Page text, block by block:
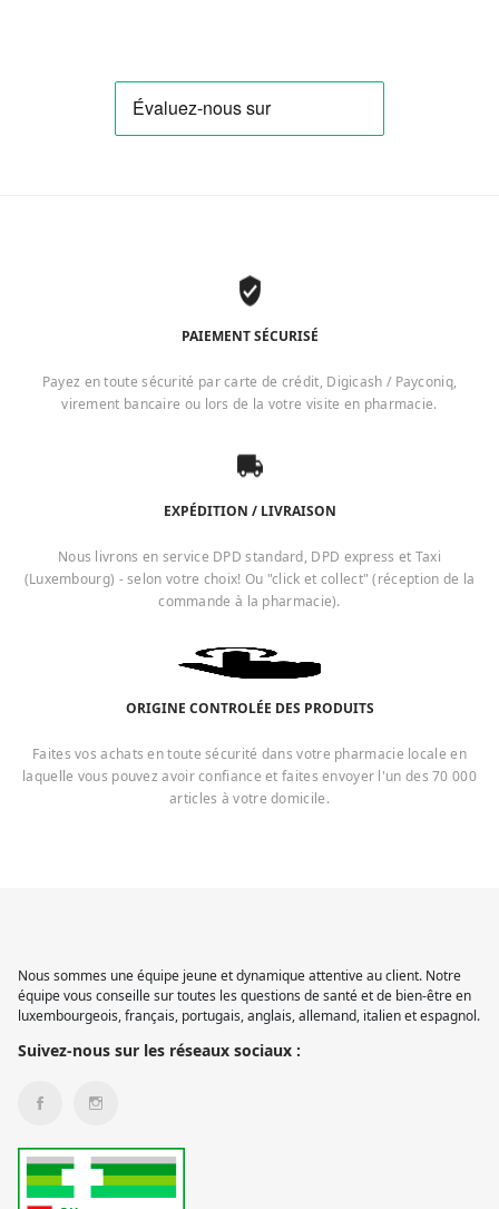
PAIEMENT SÉCURISÉ
Payez en toute sécurité par carte de crédit, Digicash / Payconiq,
virement bancaire ou lors de la votre visite en pharmacie.
EXPÉDITION / LIVRAISON
Nous livrons en service DPD standard, DPD express et Taxi
(Luxembourg) - selon votre choix! Ou "click et collect" (réception de la
commande à la pharmacie).
ORIGINE CONTROLÉE DES PRODUITS
Faites vos achats en toute sécurité dans votre pharmacie locale en
laquelle vous pouvez avoir confiance et faites envoyer l'un des 70 000
articles à votre domicile.
Nous sommes une équipe jeune et dynamique attentive au client. Notre
équipe vous conseille sur toutes les questions de santé et de bien-être en
luxembourgeois, français, portugais, anglais, allemand, italien et espagnol.
Suivez-nous sur les réseaux sociaux :